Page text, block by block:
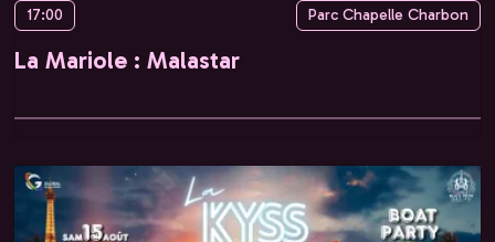
17:00 Parc Chapelle Charbon
La Mariole : Malastar